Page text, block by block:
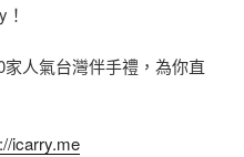
人氣台灣伴手禮，為你直
icarry.me